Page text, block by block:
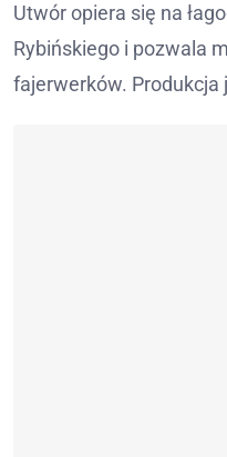
Utwór opiera się na
Rybińskiego i pozwala
fajerwerków. Produkcja